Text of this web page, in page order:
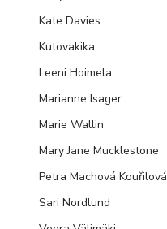
Kate Davies
Kutovakika
Leeni Hoimela
Marianne Isager
Marie Wallin
Mary Jane Mucklestone
Petra Machová Kouřilová
Sari Nordlund